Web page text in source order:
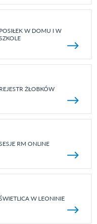
POSIŁEK W DOMU I W
REJESTR ŻŁOBKÓW
RM ONLINE
W LEONINIE